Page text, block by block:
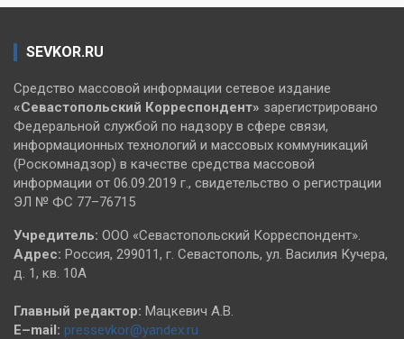
SEVKOR.RU
Средство массовой информации сетевое издание
«Севастопольский Корреспондент» зарегистрировано
Федеральной службой по надзору в сфере связи,
информационных технологий и массовых коммуникаций
(Роскомнадзор) в качестве средства массовой
информации от 06.09.2019 г., свидетельство о регистрации
ЭЛ № ФС 77–76715
Учредитель: ООО «Севастопольский Корреспондент».
Адрес: Россия, 299011, г. Севастополь, ул. Василия Кучера,
д. 1, кв. 10А
Главный редактор: Мацкевич А.В.
E–mail: pressevkor@yandex.ru